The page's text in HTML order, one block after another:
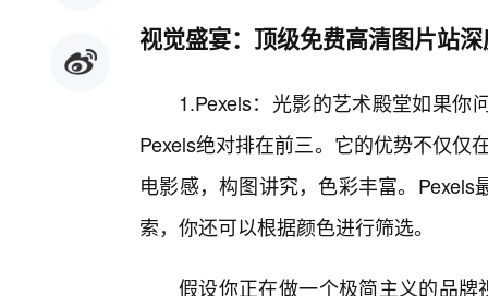
视觉盛宴：顶级免费高清图片站
1.Pexels：光影的艺术殿堂如果你
Pexels绝对排在前三。它的优势不仅仅
电影感，构图讲究，色彩丰富。
索，你还可以根据颜色进行筛选。
假设你正在做一个极简主义的品牌